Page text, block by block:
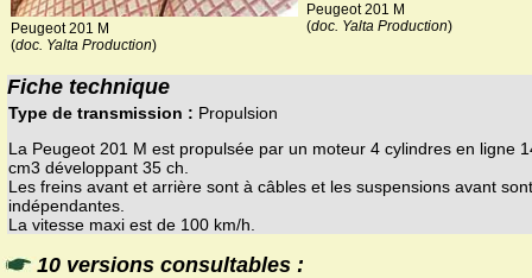
Peugeot 201 M
(doc. Yalta Production)
Peugeot 201 M
(doc. Yalta Production)
Fiche technique
Type de transmission : Propulsion
La Peugeot 201 M est propulsée par un moteur 4 cylindres en ligne
cm3 développant 35 ch.
Les freins avant et arrière sont à câbles et les suspensions avant sont
indépendantes.
La vitesse maxi est de 100 km/h.
10 versions consultables :